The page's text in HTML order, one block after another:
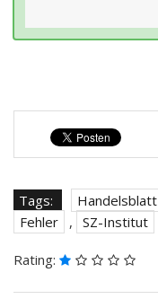
Tags: Handelsblatt
Fehler
, SZ-Institut
Rating: